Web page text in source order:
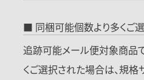
■ 同梱可能個数より多くご
追跡可能メール便対象商品
くご選択された場合は、規格